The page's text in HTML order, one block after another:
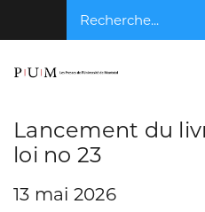
Recherche...
Lancement du
loi no 23
13 mai 2026